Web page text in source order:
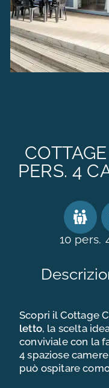
PERS. 4
10 pers.
Scopri il Cottage
letto, la scelta
conviviale con la
4 spaziose
può ospitare